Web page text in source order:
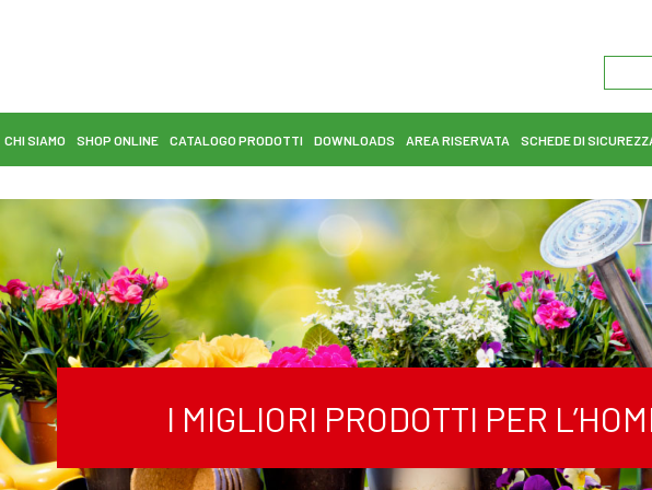
CHI SIAMO SHOP ONLINE CATALOGO PRODOTTI DOWNLOADS AREA RISERVATA SCHEDE DI
I MIGLIORI PRODOTTI PER